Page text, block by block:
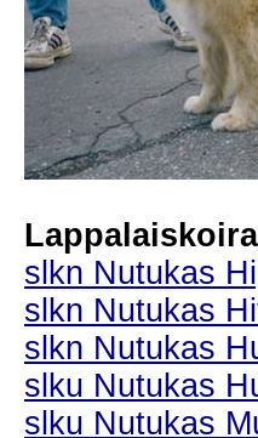
slkn Nutukas
slkn Nutukas
slkn Nutukas
slku Nutukas
slku Nutukas